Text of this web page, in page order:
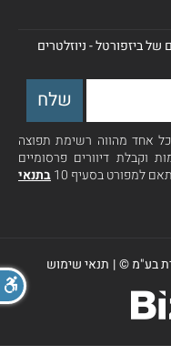
ביזפורטל - ניוזלטרים
אחד מהווה רשימת תפוצה
וקבלת דיוורים פרסומיים
למפורט בסעיף 10
בתנאי
בע"מ ©| תנאי שימוש